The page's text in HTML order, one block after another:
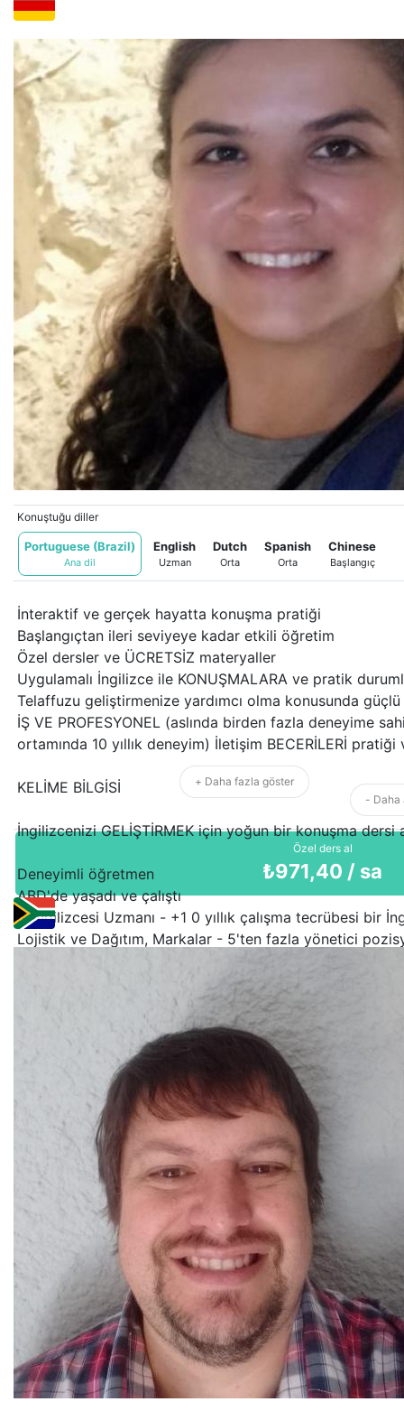
Konuştuğu diller
Portuguese (Brazil)
Ana dil
English
Uzman
Dutch
Orta
Spanish
Orta
Chinese
Başlangıç
İnteraktif ve gerçek hayatta konuşma pratiği
Başlangıçtan ileri seviyeye kadar etkili öğretim
Özel dersler ve ÜCRETSİZ materyaller
Uygulamalı İngilizce ile KONUŞMALARA ve pratik
Telaffuzu geliştirmenize yardımcı olma konusunda güçlü
İŞ VE PROFESYONEL (aslında birden fazla deneyime
ortamında 10 yıllık deneyim) İletişim BECERİLERİ pratiği
KELİME BİLGİSİ
İngilizcenizi GELİŞTİRMEK için yoğun bir konuşma dersi
Deneyimli öğretmen
ABD'de yaşadı ve çalıştı
İş İngilizcesi Uzmanı - +1 0 yıllık çalışma tecrübesi bir
Lojistik ve Dağıtım, Markalar - 5'ten fazla yönetici
Cambridge sertifikalı eğitmen
Bu içerik yapay zeka tarafından çevrilmiştir.
Orijinalini göster
+ Daha fazla göster
- Daha
Özel ders al
₺971,40 / sa